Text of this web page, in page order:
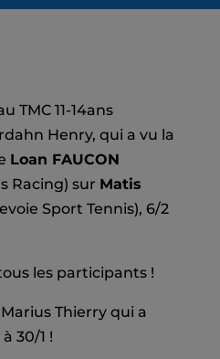
TMC 11-14ans
Henry, qui a vu la
Loan FAUCON
Racing) sur Matis
Sport Tennis), 6/2
les participants !
Thierry qui a
30/1 !